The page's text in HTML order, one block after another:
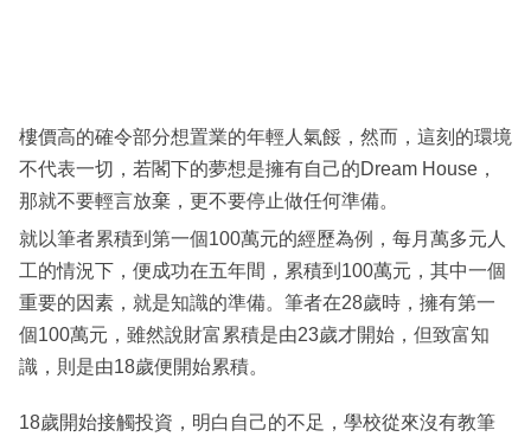
閱
專
區
樓價高的確令部分想置業的年輕人氣餒，然而，這刻的環境
不代表一切，若閣下的夢想是擁有自己的Dream House，
那就不要輕言放棄，更不要停止做任何準備。
就以筆者累積到第一個100萬元的經歷為例，每月萬多元人
工的情況下，便成功在五年間，累積到100萬元，其中一個
重要的因素，就是知識的準備。筆者在28歲時，擁有第一
個100萬元，雖然說財富累積是由23歲才開始，但致富知
識，則是由18歲便開始累積。
18歲開始接觸投資，明白自己的不足，學校從來沒有教筆